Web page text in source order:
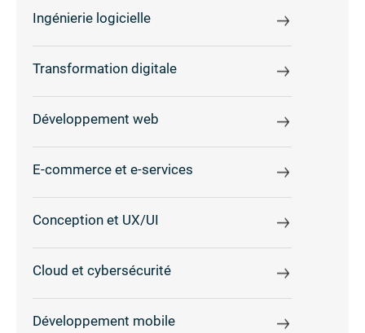
Ingénierie logicielle
Transformation digitale
Développement web
E-commerce et e-services
Conception et UX/UI
Cloud et cybersécurité
Développement mobile